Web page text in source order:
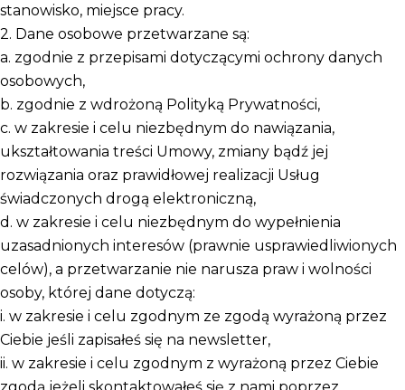
stanowisko, miejsce pracy.
2. Dane osobowe przetwarzane są:
a. zgodnie z przepisami dotyczącymi ochrony danych
osobowych,
b. zgodnie z wdrożoną Polityką Prywatności,
c. w zakresie i celu niezbędnym do nawiązania,
ukształtowania treści Umowy, zmiany bądź jej
rozwiązania oraz prawidłowej realizacji Usług
świadczonych drogą elektroniczną,
d. w zakresie i celu niezbędnym do wypełnienia
uzasadnionych interesów (prawnie usprawiedliwionych
celów), a przetwarzanie nie narusza praw i wolności
osoby, której dane dotyczą:
i. w zakresie i celu zgodnym ze zgodą wyrażoną przez
Ciebie jeśli zapisałeś się na newsletter,
ii. w zakresie i celu zgodnym z wyrażoną przez Ciebie
zgodą jeżeli skontaktowałeś się z nami poprzez